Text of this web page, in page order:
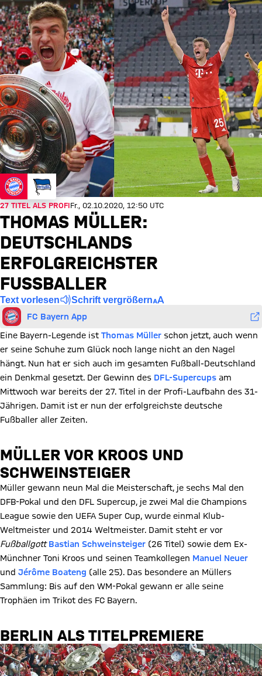
27 TITEL ALS PROFIFr., 02.10.2020, 12:50 UTC
THOMAS MÜLLER:
DEUTSCHLANDS
ERFOLGREICHSTER
FUSSBALLER
Text vorlesen Schrift vergrößern
FC Bayern App
Eine Bayern-Legende ist Thomas Müller schon jetzt, auch wenn
er seine Schuhe zum Glück noch lange nicht an den Nagel
hängt. Nun hat er sich auch im gesamten Fußball-Deutschland
ein Denkmal gesetzt. Der Gewinn des DFL-Supercups am
Mittwoch war bereits der 27. Titel in der Profi-Laufbahn des 31-
Jährigen. Damit ist er nun der erfolgreichste deutsche
Fußballer aller Zeiten.
MÜLLER VOR KROOS UND
SCHWEINSTEIGER
Müller gewann neun Mal die Meisterschaft, je sechs Mal den
DFB-Pokal und den DFL Supercup, je zwei Mal die Champions
League sowie den UEFA Super Cup, wurde einmal Klub-
Weltmeister und 2014 Weltmeister. Damit steht er vor
Fußballgott Bastian Schweinsteiger (26 Titel) sowie dem Ex-
Münchner Toni Kroos und seinen Teamkollegen Manuel Neuer
und Jérôme Boateng (alle 25). Das besondere an Müllers
Sammlung: Bis auf den WM-Pokal gewann er alle seine
Trophäen im Trikot des FC Bayern.
BERLIN ALS TITELPREMIERE